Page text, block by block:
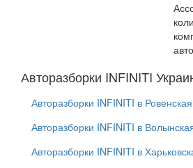
Авторазборки INFINITI
Авторазборки INFINITI в
Авторазборки INFINITI в
Авторазборки INFINITI в